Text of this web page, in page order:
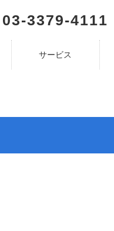
03-3379-4111
サービス